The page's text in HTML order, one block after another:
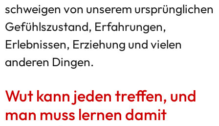
schweigen von unserem ursprünglichen
Gefühlszustand, Erfahrungen,
Erlebnissen, Erziehung und vielen
anderen Dingen.
Wut kann jeden treffen, und
man muss lernen damit